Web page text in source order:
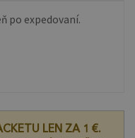
po expedovaní.
LEN ZA 1 €.